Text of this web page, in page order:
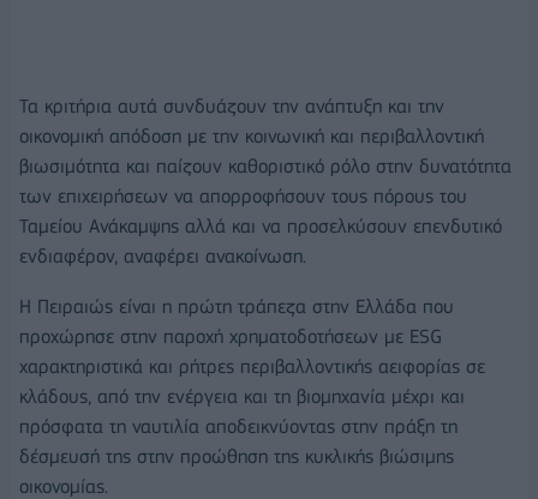
Τα κριτήρια αυτά συνδυάζουν την ανάπτυξη και την
οικονομική απόδοση με την κοινωνική και περιβαλλοντική
βιωσιμότητα και παίζουν καθοριστικό ρόλο στην δυνατότητα
των επιχειρήσεων να απορροφήσουν τους πόρους του
Ταμείου Ανάκαμψης αλλά και να προσελκύσουν επενδυτικό
ενδιαφέρον, αναφέρει ανακοίνωση.
Η Πειραιώς είναι η πρώτη τράπεζα στην Ελλάδα που
προχώρησε στην παροχή χρηματοδοτήσεων με ESG
χαρακτηριστικά και ρήτρες περιβαλλοντικής αειφορίας σε
κλάδους, από την ενέργεια και τη βιομηχανία μέχρι και
πρόσφατα τη ναυτιλία αποδεικνύοντας στην πράξη τη
δέσμευσή της στην προώθηση της κυκλικής βιώσιμης
οικονομίας.